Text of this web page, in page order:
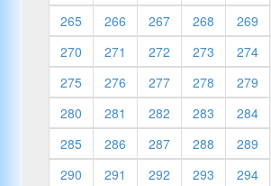
265
266 267 268
269
270
271 272 273
274
275
276 277 278
279
280
281 282 283
284
285
286 287 288
289
290
291 292 293
294